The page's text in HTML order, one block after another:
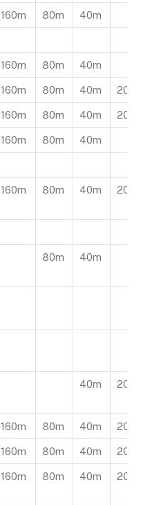
160m 80m 40m
160m 80m 40m
160m 80m 40m 20m
160m 80m 40m 20m
160m 80m 40m
160m 80m 40m 20m
80m 40m
40m 20m
160m 80m 40m 20m
160m 80m 40m 20m
160m 80m 40m 20m